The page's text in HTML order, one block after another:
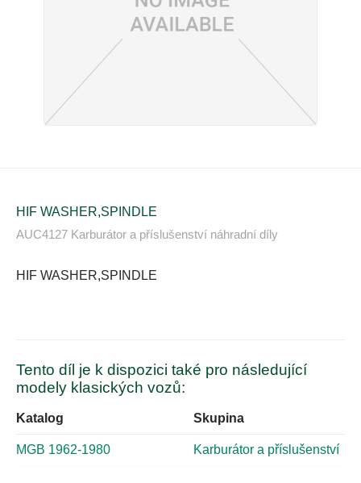
HIF WASHER,SPINDLE
AUC4127 Karburátor a příslušenství náhradní díly
HIF WASHER,SPINDLE
Tento díl je k dispozici také pro následující
modely klasických vozů:
Katalog Skupina
MGB 1962-1980 Karburátor a příslušenství